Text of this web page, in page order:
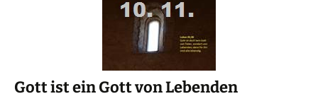
Gott ist ein Gott von Lebenden